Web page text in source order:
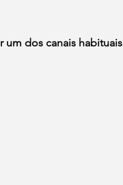
um dos canais habituais